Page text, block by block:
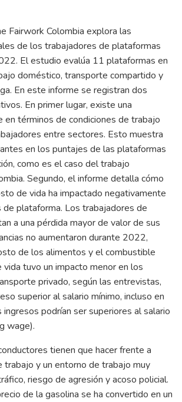
Fairwork Colombia explora las
de los trabajadores de plataformas
El estudio evalúa 11 plataformas en
doméstico, transporte compartido y
En este informe se registran dos
En primer lugar, existe una
en términos de condiciones de trabajo
entre sectores. Esto muestra
en los puntajes de las plataformas
como es el caso del trabajo
Segundo, el informe detalla cómo
de vida ha impactado negativamente
plataforma. Los trabajadores de
a una pérdida mayor de valor de sus
no aumentaron durante 2022,
de los alimentos y el combustible
vida tuvo un impacto menor en los
privado, según las entrevistas,
superior al salario mínimo, incluso en
ingresos podrían ser superiores al salario
wage).
tienen que hacer frente a
trabajo y un entorno de trabajo muy
riesgo de agresión y acoso policial.
de la gasolina se ha convertido en un